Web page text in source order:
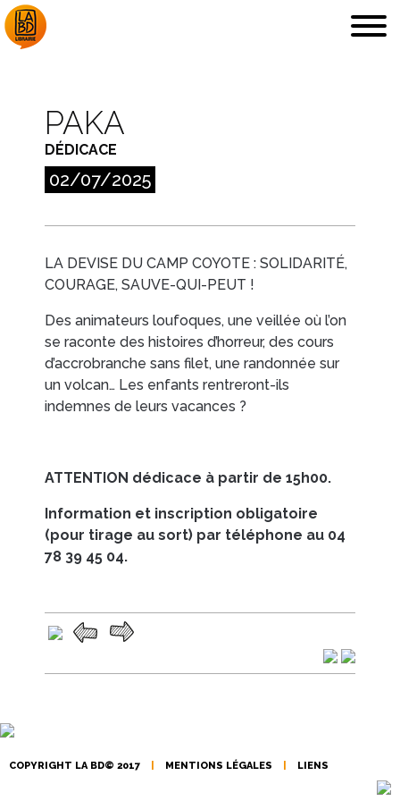
LA LIBRAIRIE
PAKA
DÉDICACE
02/07/2025
LA DEVISE DU CAMP COYOTE : SOLIDARITÉ,
COURAGE, SAUVE-QUI-PEUT !
Des animateurs loufoques, une veillée où l’on
se raconte des histoires d’horreur, des cours
d’accrobranche sans filet, une randonnée sur
un volcan… Les enfants rentreront-ils
indemnes de leurs vacances ?
ATTENTION dédicace à partir de 15h00.
Information et inscription obligatoire
(pour tirage au sort) par téléphone au 04
78 39 45 04.
COPYRIGHT LA BD© 2017 MENTIONS LÉGALES LIENS